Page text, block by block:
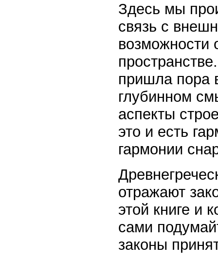
Здесь мы
связь с
возможности
пришла пора
глубинном
аспекты
это и есть
гармонии
отражают
этой книге и
сами
законы